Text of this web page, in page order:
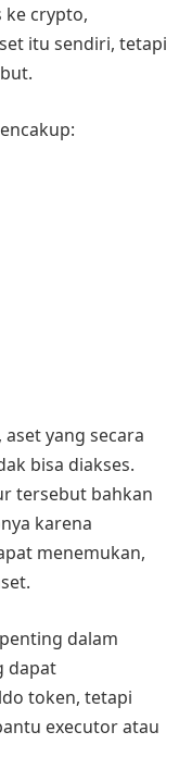
ke crypto,
itu sendiri, tetapi
yang secara
bisa diakses.
tersebut bahkan
karena
menemukan,
dalam
dapat
token, tetapi
executor atau